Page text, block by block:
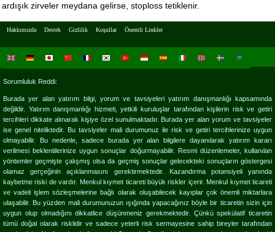
ardışık zirveler meydana gelirse, stoploss tetiklenir.
Hakkımızda Destek Gizlilik Koşullar Önemli Linkler
Sorumluluk Reddi:
Burada yer alan yatırım bilgi, yorum ve tavsiyeleri yatırım danışmanlığı kapsamında
değildir. Yatırım danışmanlığı hizmeti, yetkili kuruluşlar tarafından kişilerin risk ve getiri
tercihleri dikkate alınarak kişiye özel sunulmaktadır. Burada yer alan yorum ve tavsiyeler
ise genel niteliktedir. Bu tavsiyeler mali durumunuz ile risk ve getiri tercihlerinize uygun
olmayabilir. Bu nedenle, sadece burada yer alan bilgilere dayanılarak yatırım kararı
verilmesi beklentilerinize uygun sonuçlar doğurmayabilir. Resmi düzenlemeler, kullanılan
yöntemler geçmişte çalışmış olsa da geçmiş sonuçlar gelecekteki sonuçların göstergesi
olamaz gerçeğinin açıklanmasını gerektirmektedir. Kazandırma potansiyeli yanında
kaybetme riski de vardır. Menkul kıymet ticareti büyük riskler içerir. Menkul kıymet ticareti
ve vadeli işlem sözleşmelerine bağlı olarak oluşabilecek kayıplar çok önemli miktarlara
ulaşabilir. Bu yüzden mali durumunuzun ışığında yapacağınız böyle bir ticaretin sizin için
uygun olup olmadığını dikkatlice düşünmeniz gerekmektedir. Çünkü spekülatif ticaretin
tümü doğal olarak risklidir ve sadece yeterli risk sermayesine sahip bireyler tarafından